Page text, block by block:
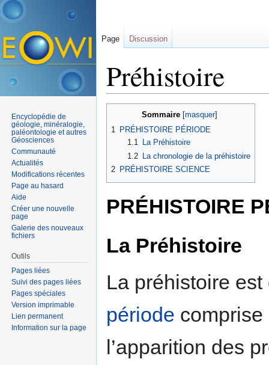
Préhistoire
Sommaire masquer]
1 PRÉHISTOIRE PÉRIODE
1.1
La Préhistoire
1.2
La chronologie de la préhistoire
2 PRÉHISTOIRE SCIENCE
PRÉHISTOIRE
La Préhistoire
La préhistoire
période comprise
l’apparition des
Page Discussion
Encyclopédie de
géologie, minéralogie,
paléontologie et autres
Géosciences
Communauté
Actualités
Modifications récentes
Page au hasard
Aide
Créer une nouvelle
page
Galerie des nouveaux
fichiers
Outils
Pages liées
Suivi des pages liées
Pages spéciales
Version imprimable
Lien permanent
Information sur la page